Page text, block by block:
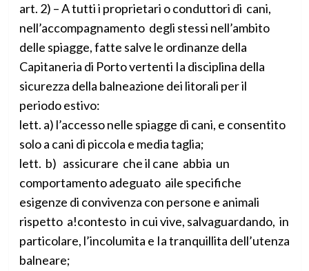
art. 2) – A tutti i proprietari o conduttori di cani,
nell’accompagnamento degli stessi nell’ambito
delle spiagge, fatte salve le ordinanze della
Capitaneria di Porto vertenti Ia disciplina della
sicurezza della balneazione dei litorali per il
periodo estivo:
lett. a) l’accesso nelle spiagge di cani, e consentito
solo a cani di piccola e media taglia;
lett. b) assicurare che il cane abbia un
comportamento adeguato aile specifiche
esigenze di convivenza con persone e animali
rispetto a!contesto in cui vive, salvaguardando, in
particolare, l’incolumita e Ia tranquillita dell’utenza
balneare;